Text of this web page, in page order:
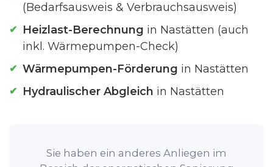
(Bedarfsausweis & Verbrauchsausweis)
Heizlast-Berechnung in Nastätten (auch
inkl. Wärmepumpen-Check)
Wärmepumpen-Förderung in Nastätten
Hydraulischer Abgleich in Nastätten
Sie haben ein anderes Anliegen im